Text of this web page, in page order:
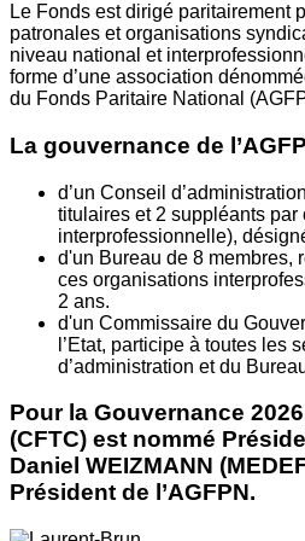
Le Fonds est dirigé paritairement
patronales et organisations
niveau national et
forme d’une association
du Fonds Paritaire National
La gouvernance de
d’un Conseil
titulaires et 2 suppléants par
interprofessionnelle),
d'un Bureau de 8 membres,
ces organisations
2 ans.
d'un Commissaire du
l’Etat, participe à toutes les
d’administration et du
Pour la Gouvernance
(CFTC) est nommé
Daniel WEIZMANN
Président de l’AGFPN.